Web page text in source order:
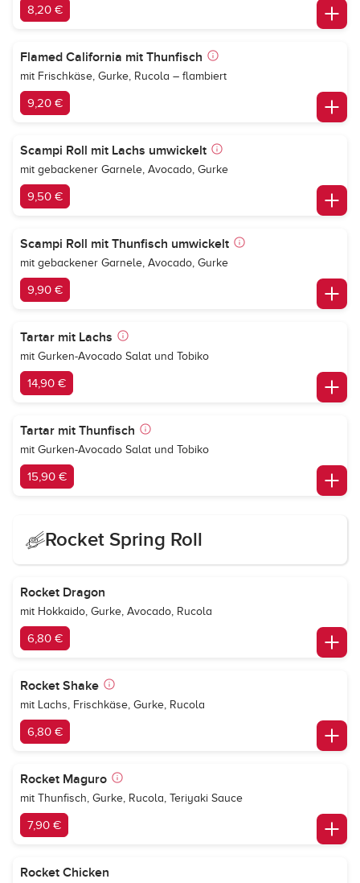
8,20 €
Flamed California mit Thunfisch
mit Frischkäse, Gurke, Rucola – flambiert
9,20 €
Scampi Roll mit Lachs umwickelt
mit gebackener Garnele, Avocado, Gurke
9,50 €
Scampi Roll mit Thunfisch umwickelt
mit gebackener Garnele, Avocado, Gurke
9,90 €
Tartar mit Lachs
mit Gurken-Avocado Salat und Tobiko
14,90 €
Tartar mit Thunfisch
mit Gurken-Avocado Salat und Tobiko
15,90 €
Rocket Spring Roll
Rocket Dragon
mit Hokkaido, Gurke, Avocado, Rucola
6,80 €
Rocket Shake
mit Lachs, Frischkäse, Gurke, Rucola
6,80 €
Rocket Maguro
mit Thunfisch, Gurke, Rucola, Teriyaki Sauce
7,90 €
Rocket Chicken